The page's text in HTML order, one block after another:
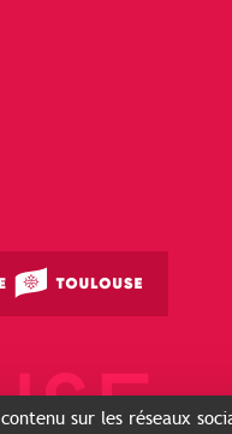
sur les réseaux